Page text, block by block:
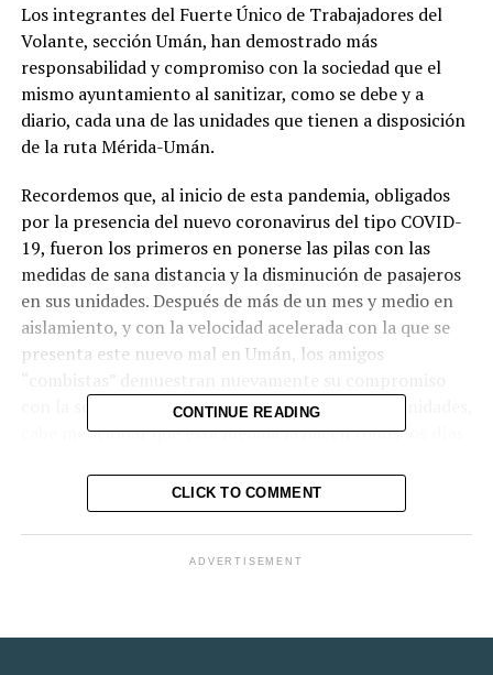
Los integrantes del Fuerte Único de Trabajadores del
Volante, sección Umán, han demostrado más
responsabilidad y compromiso con la sociedad que el
mismo ayuntamiento al sanitizar, como se debe y a
diario, cada una de las unidades que tienen a disposición
de la ruta Mérida-Umán.
Recordemos que, al inicio de esta pandemia, obligados
por la presencia del nuevo coronavirus del tipo COVID-
19, fueron los primeros en ponerse las pilas con las
medidas de sana distancia y la disminución de pasajeros
en sus unidades. Después de más de un mes y medio en
aislamiento, y con la velocidad acelerada con la que se
presenta este nuevo mal en Umán, los amigos
con la sociedad sanitizando correctamente sus unidades,
cabe mencionar que esta medida la hacen todos los días
Es de reconocer el gran esfuerzo que hacen, aun
sabiendo como está la economía actualmente, en
disminuir de 10 a 7 pasajeros por unidad. Así mismo,
y cumplen estrictamente las medidas de sana distancia
CONTINUE READING
CLICK TO COMMENT
ADVERTISEMENT